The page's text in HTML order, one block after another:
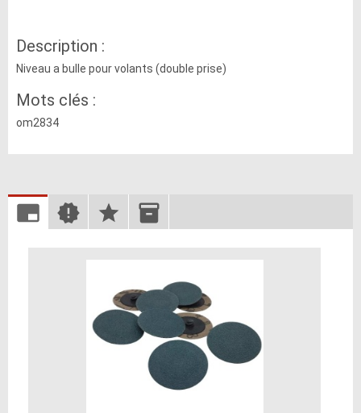
Description :
Niveau a bulle pour volants (double prise)
Mots clés :
om2834